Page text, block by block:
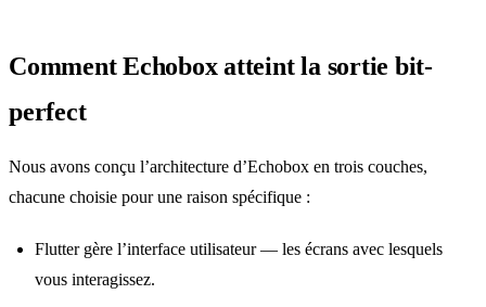
Comment Echobox atteint la sortie bit-
perfect
Nous avons conçu l’architecture d’Echobox en trois couches,
chacune choisie pour une raison spécifique :
Flutter gère l’interface utilisateur — les écrans avec lesquels
vous interagissez.